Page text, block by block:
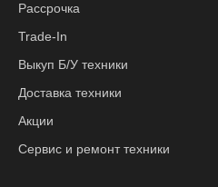
Рассрочка
Trade-In
Выкуп Б/У техники
Доставка техники
Акции
Сервис и ремонт техники